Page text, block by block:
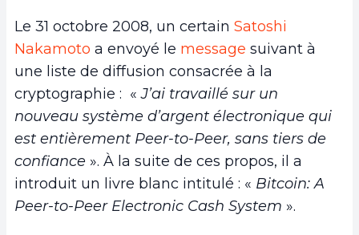
b.
La première transaction
Premier achat avec BTC
d.
Premier piratage de BTC
Parité avec l’USD
Premiers concurrents du BTC
WikiLeaks adopte le bitcoin
h.
Premier exchange crypto
Premier vol de BTC
Silk Road ou comment le bitcoin est devenu
Le 31 octobre 2008, un certain Satoshi
Nakamoto a envoyé le message suivant à
une liste de diffusion consacrée à la
cryptographie : «J’ai travaillé sur un
nouveau système d’argent électronique qui
est entièrement Peer-to-Peer, sans tiers de
confiance ». À la suite de ces propos, il a
introduit un livre blanc intitulé : « Bitcoin: A
Peer-to-Peer Electronic Cash System ».